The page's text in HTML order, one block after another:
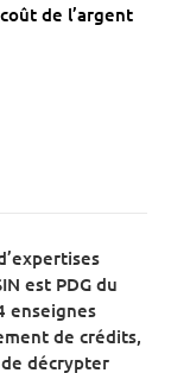
de l’argent
est PDG du
enseignes
de crédits,
décrypter